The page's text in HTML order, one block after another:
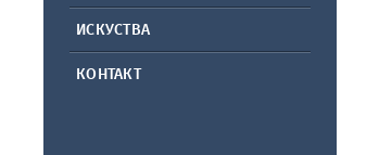
ИСКУСТВА
КОНТАКТ